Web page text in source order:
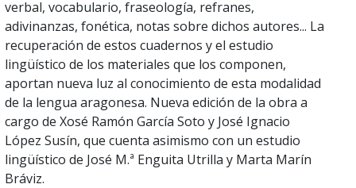
verbal, vocabulario, fraseología, refranes,
adivinanzas, fonética, notas sobre dichos autores... La
recuperación de estos cuadernos y el estudio
lingüístico de los materiales que los componen,
aportan nueva luz al conocimiento de esta modalidad
de la lengua aragonesa. Nueva edición de la obra a
cargo de Xosé Ramón García Soto y José Ignacio
López Susín, que cuenta asimismo con un estudio
lingüístico de José M.ª Enguita Utrilla y Marta Marín
Bráviz.